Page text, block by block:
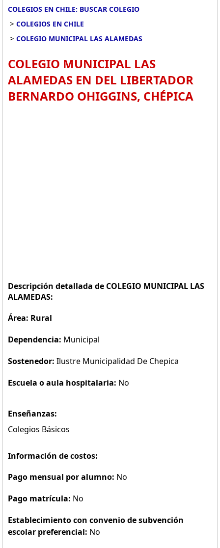
COLEGIOS EN CHILE: BUSCAR COLEGIO
> COLEGIOS EN CHILE
> COLEGIO MUNICIPAL LAS ALAMEDAS
COLEGIO MUNICIPAL LAS
ALAMEDAS EN DEL LIBERTADOR
BERNARDO OHIGGINS, CHÉPICA
Descripción detallada de COLEGIO MUNICIPAL LAS
ALAMEDAS:
Área: Rural
Dependencia: Municipal
Sostenedor: Ilustre Municipalidad De Chepica
Escuela o aula hospitalaria: No
Enseñanzas:
Colegios Básicos
Información de costos:
Pago mensual por alumno: No
Pago matrícula: No
Establecimiento con convenio de subvención
escolar preferencial: No